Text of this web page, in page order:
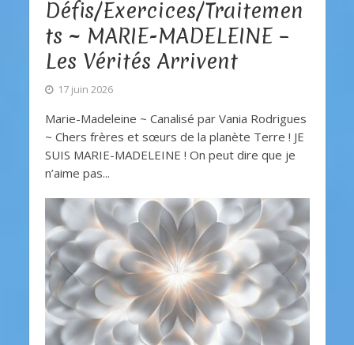
Défis/Exercices/Traitemen
ts ~ MARIE-MADELEINE –
Les Vérités Arrivent
17 juin 2026
Marie-Madeleine ~ Canalisé par Vania Rodrigues
~ Chers frères et sœurs de la planète Terre ! JE
SUIS MARIE-MADELEINE ! On peut dire que je
n’aime pas...